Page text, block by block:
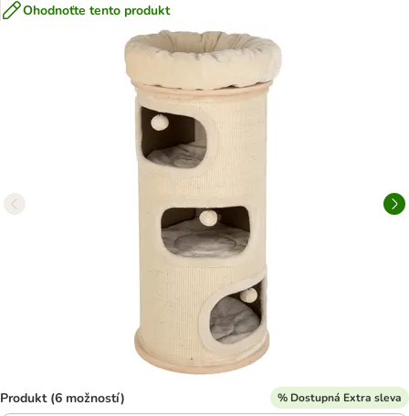
Ohodnoťte tento produkt
Produkt (6 možností) % Dostupná Extra sleva